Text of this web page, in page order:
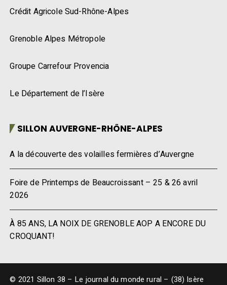
Crédit Agricole Sud-Rhône-Alpes
Grenoble Alpes Métropole
Groupe Carrefour Provencia
Le Département de l’Isère
SILLON AUVERGNE-RHÔNE-ALPES
A la découverte des volailles fermières d’Auvergne
Foire de Printemps de Beaucroissant – 25 & 26 avril
2026
À 85 ANS, LA NOIX DE GRENOBLE AOP A ENCORE DU
CROQUANT!
© 2021 Sillon 38 – Le journal du monde rural – (38) Isère